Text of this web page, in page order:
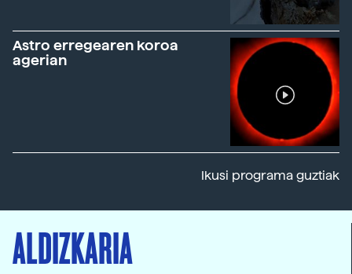
Astro erregearen koroa
agerian
Ikusi programa guztiak
ALDIZKARIA